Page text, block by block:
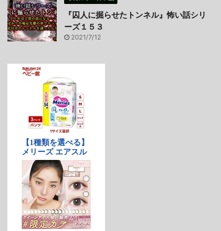
『囚人に掘らせたトンネル』怖い話シリ
ーズ１５３
2021/7/12